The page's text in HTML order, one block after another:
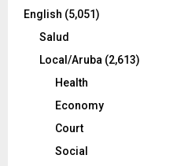
English (5,051)
Salud
Local/Aruba (2,613)
Health
Economy
Court
Social